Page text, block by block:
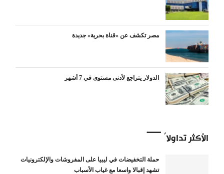
مصر تكشف عن «قناة بحرية» جديدة
الدولار يتراجع لأدنى مستوى في 7 أشهر
الأكثر تداولاً
حملة التخفيضات في ليبيا على المفروشات والإلكترونيات
تشهد إقبالا واسعا مع غياب الأسباب